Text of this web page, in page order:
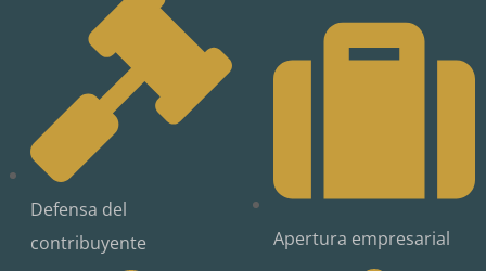
Defensa del
contribuyente
Apertura empresarial